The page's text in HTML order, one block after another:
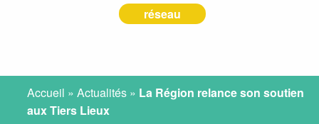
réseau
Accueil »Actualités » La Région relance son soutien
aux Tiers Lieux